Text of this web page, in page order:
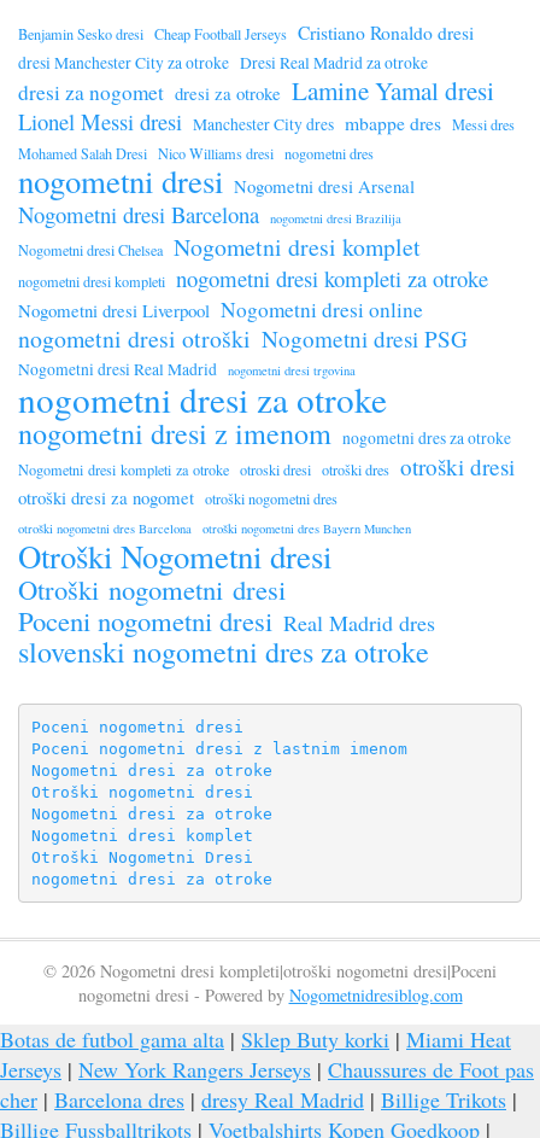
Benjamin Sesko dresi Cheap Football Jerseys Cristiano Ronaldo dresi
dresi Manchester City za otroke Dresi Real Madrid za otroke
dresi za nogomet dresi za otroke Lamine Yamal dresi
Lionel Messi dresi Manchester City dres mbappe dres Messi dres
Mohamed Salah Dresi Nico Williams dresi nogometni dres
nogometni dresi Nogometni dresi Arsenal
Nogometni dresi Barcelona nogometni dresi Brazilija
Nogometni dresi Chelsea Nogometni dresi komplet
nogometni dresi kompleti nogometni dresi kompleti za otroke
Nogometni dresi Liverpool Nogometni dresi online
nogometni dresi otroški Nogometni dresi PSG
Nogometni dresi Real Madrid nogometni dresi trgovina
nogometni dresi za otroke
nogometni dresi z imenom nogometni dres za otroke
Nogometni dresi kompleti za otroke otroski dresi otroški dres otroški dresi
otroški dresi za nogomet otroški nogometni dres
otroški nogometni dres Barcelona otroški nogometni dres Bayern Munchen
Otroški Nogometni dresi
Otroški nogometni dresi
Poceni nogometni dresi Real Madrid dres
slovenski nogometni dres za otroke
Poceni nogometni dresi
Poceni nogometni dresi z lastnim imenom
Nogometni dresi za otroke
Otroški nogometni dresi
Nogometni dresi za otroke
Nogometni dresi komplet
Otroški Nogometni Dresi
nogometni dresi za otroke
© 2026 Nogometni dresi kompleti|otroški nogometni dresi|Poceni
nogometni dresi - Powered by Nogometnidresiblog.com
Botas de futbol gama alta | Sklep Buty korki | Miami Heat
Jerseys | New York Rangers Jerseys | Chaussures de Foot pas
cher | Barcelona dres | dresy Real Madrid | Billige Trikots |
Billige Fussballtrikots | Voetbalshirts Kopen Goedkoop |